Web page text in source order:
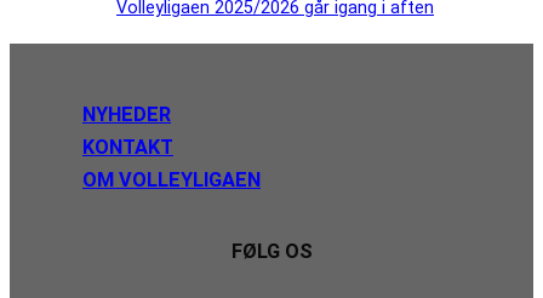
Volleyligaen 2025/2026 går igang i aften
NYHEDER
KONTAKT
OM VOLLEYLIGAEN
FØLG OS